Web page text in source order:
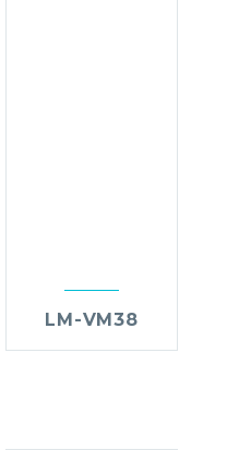
LM-VM38